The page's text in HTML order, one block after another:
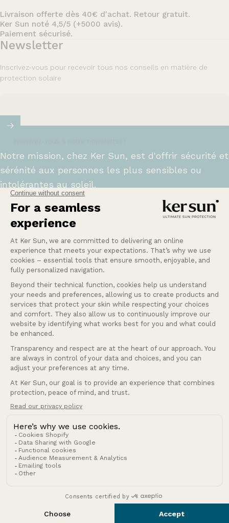
Livraison offerte dès 40€ d'achat. Retour gratuit.
Ker Sun noté 4,5/5 (+5000 avis).
Paiement sécurisé.
Newsletter
Inscrivez-vous pour recevoir tous nos conseils en matière de
protection solaire
Notre mission, chez Ker Sun, est d'offrir sécurité et
sérénité aux personnes les plus sensibles ou
intolérantes au soleil.
En savoir plus
Une Question ?
Nos services
Entreprise
Politique de remboursement
Politique d’expéditionConditions générales de vente